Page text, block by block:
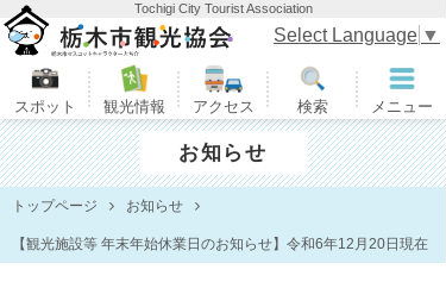
Tochigi City Tourist Association
栃木市観光協会
スポット 観光情報 アクセス 検索 メニュー
Select Language ▼
お知らせ
トップページ お知らせ
【観光施設等 年末年始休業日のお知らせ】令和6年12月20日現在